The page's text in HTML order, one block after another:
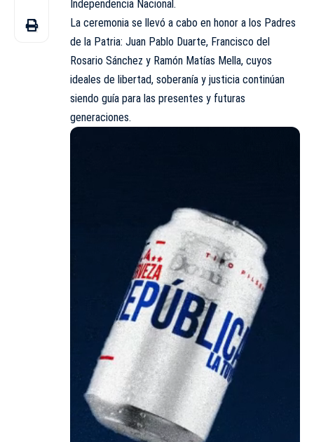
Independencia Nacional.
La ceremonia se llevó a cabo en honor a los Padres
de la Patria: Juan Pablo Duarte, Francisco del
Rosario Sánchez y Ramón Matías Mella, cuyos
ideales de libertad, soberanía y justicia continúan
siendo guía para las presentes y futuras
generaciones.